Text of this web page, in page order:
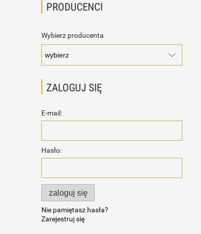
PRODUCENCI
Wybierz producenta
ZALOGUJ SIĘ
E-mail:
Hasło:
zaloguj się
Nie pamiętasz hasła?
Zarejestruj się